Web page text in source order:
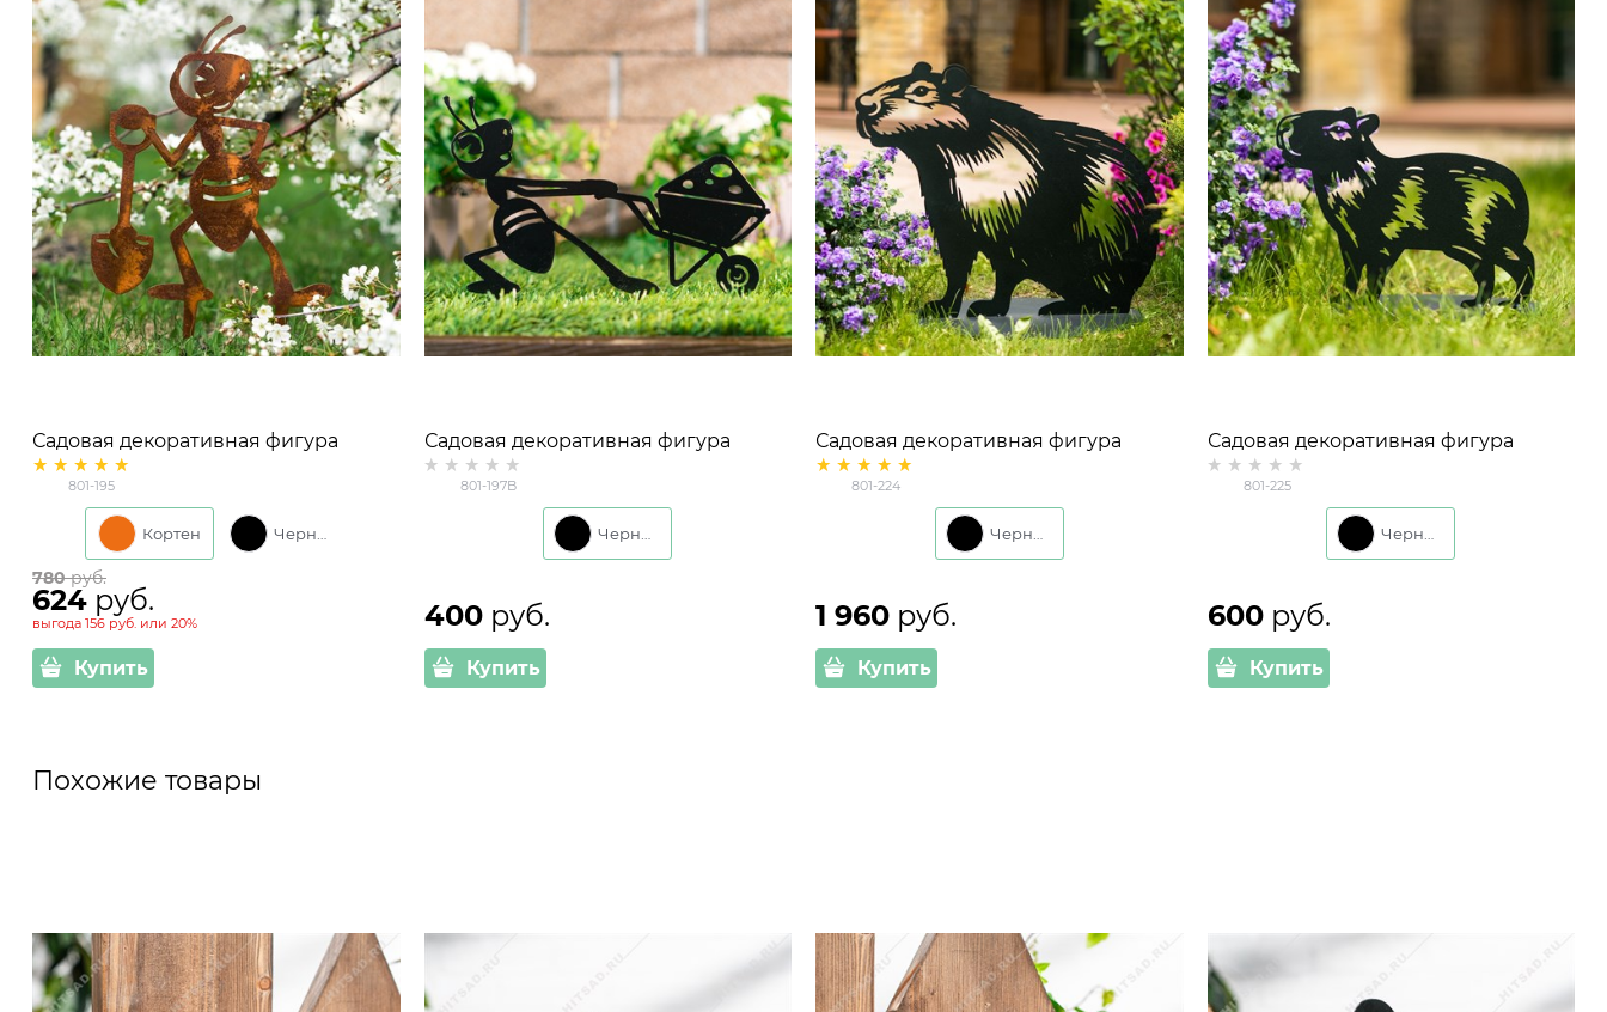
Садовая декоративная фигура
Муравей с лопатой металл
801-195
Кортен
780 руб.
624 руб.
выгода 156 руб. или 20%
Купить
Садовая декоративная фигура
Муравей с тачкой металл
801-197B
400 руб.
Купить
Садовая декоративная фигура
Капибара металл
801-224
1 960 руб.
Купить
Садовая декоративная фигура
Детёныш Капибары металл
801-225
600 руб.
Купить
Похожие товары